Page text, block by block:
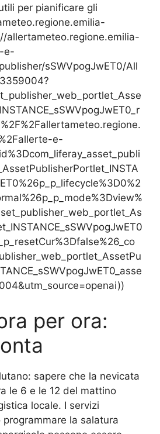
per pianificare gli
allertameteo.regione.emilia-
e-
sSWVpogJwET0/All
e-
per ora:
sapere che la nevicata
le 6 e le 12 del mattino
locale. I servizi
la salatura